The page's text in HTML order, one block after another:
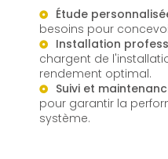
Étude
besoins pour
Installation
chargent de
rendement optimal.
Suivi et
pour garantir la
système.